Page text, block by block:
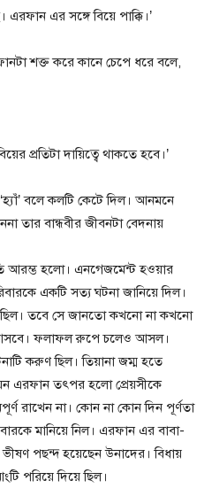
এর সঙ্গে বিয়ে পাক্কি।’
শক্ত করে কানে চেপে ধরে বলে,
প্রতিটা দায়িত্বে থাকতে হবে।’
বলে কলটি কেটে দিল। আনমনে
তার বান্ধবীর জীবনটা বেদনায়
আরম্ভ হলো। এনগেজমেন্ট হওয়ার
একটি সত্য ঘটনা জানিয়ে দিল।
তবে সে জানতো কখনো না কখনো
ফলাফল রুপে চলেও আসল।
করুণ ছিল। তিয়ানা জম্ম হতে
এরফান তৎপর হলো প্রেয়সীকে
রাখেন না। কোন না কোন দিন পূর্ণতা
মানিয়ে নিল। এরফান এর বাবা-
পছন্দ হয়েছেন উনাদের। বিধায়
পরিয়ে দিয়ে ছিল।